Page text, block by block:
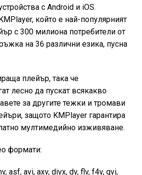
с Android и iOS.
който е най-популярният
с 300 милиона потребители от
на 36 различни езика, пусна
плейър, така че
лесно да пускат всякакво
за другите тежки и тромави
защото KMPlayer гарантира
мултимедийно изживяване.
формати:
asf, avi, axv, divx, dv, flv, f4v, gvi,